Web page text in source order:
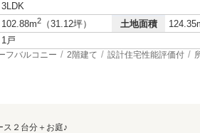
3LDK
102.88m2 （31.12坪） 土地面積
1戸
フバルコニー 2階建て 設計住宅性能評価付
２台分＋お庭♪